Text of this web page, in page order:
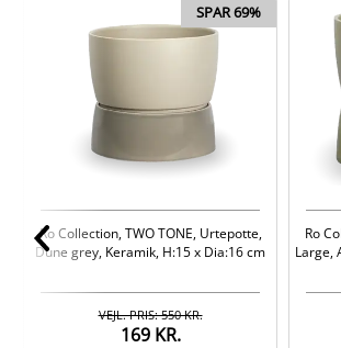
SPAR 69%
Ro Collection, TWO TONE, Urtepotte,
Dune grey, Keramik, H:15 x Dia:16 cm
169 KR.
VEJL. PRIS: 550 KR.
Ro
Large,